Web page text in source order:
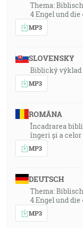
Thema:
4 Engel und die
MP3
SLOVENSKY
Biblický výklad
MP3
ROMÂNA
Încadrarea
îngeri și a
MP3
DEUTSCH
Thema:
4 Engel und die
MP3